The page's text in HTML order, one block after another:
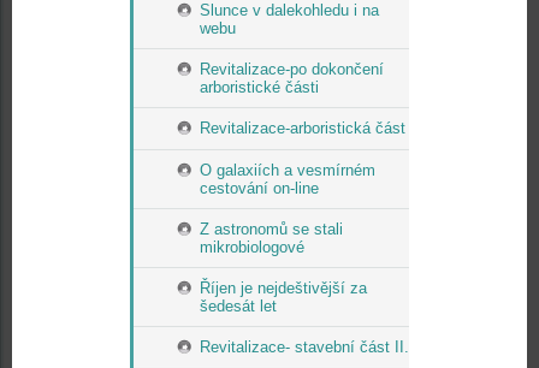
Slunce v dalekohledu i na
webu
Revitalizace-po dokončení
arboristické části
Revitalizace-arboristická část
O galaxiích a vesmírném
cestování on-line
Z astronomů se stali
mikrobiologové
Říjen je nejdeštivější za
šedesát let
Revitalizace- stavební část II.